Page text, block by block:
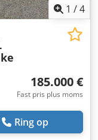
1 /4
185.000 €
Fast pris plus moms
Ring op